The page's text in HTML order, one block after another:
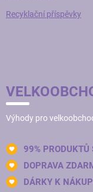
Recyklační příspěvky
Výhody pro
99% PRODUKTŮ
DOPRAVA
DÁRKY K